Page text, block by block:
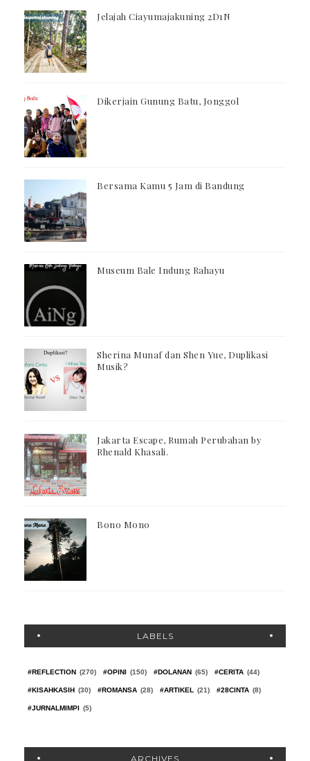
Jelajah Ciayumajakuning 2D1N
Dikerjain Gunung Batu, Jonggol
Bersama Kamu 5 Jam di Bandung
Museum Bale Indung Rahayu
Sherina Munaf dan Shen Yue, Duplikasi
Musik?
Jakarta Escape, Rumah Perubahan by
Rhenald Khasali.
Bono Mono
LABELS
#REFLECTION (270) #OPINI (150) #DOLANAN (65) #CERITA (44)
#KISAHKASIH (30) #ROMANSA (28) #ARTIKEL (21) #28CINTA (8)
#JURNALMIMPI (5)
ARCHIVES